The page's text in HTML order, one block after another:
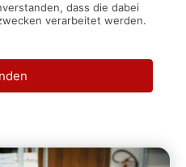
dass die dabei
verarbeitet werden.